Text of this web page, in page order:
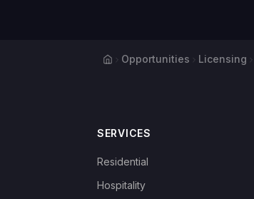
HomeOpportunities Licensing
SERVICES
Residential
Hospitality